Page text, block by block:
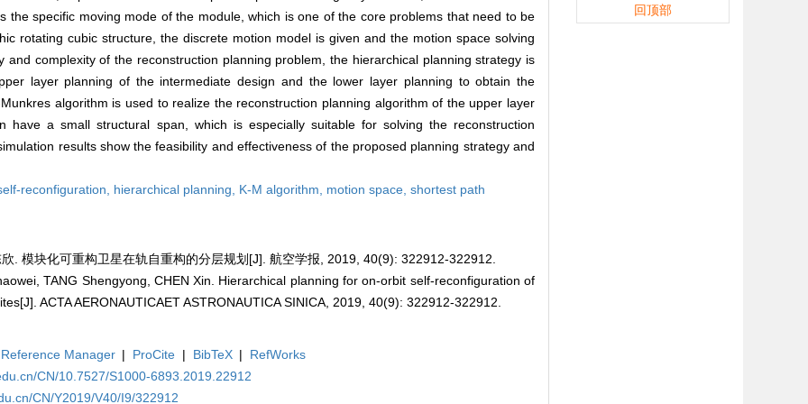
the specific moving mode of the module, which is one of the core problems that need to be
rotating cubic structure, the discrete motion model is given and the motion space solving
complexity of the reconstruction planning problem, the hierarchical planning strategy is
layer planning of the intermediate design and the lower layer planning to obtain the
algorithm is used to realize the reconstruction planning algorithm of the upper layer
have a small structural span, which is especially suitable for solving the reconstruction
results show the feasibility and effectiveness of the proposed planning strategy and
reconfiguration, hierarchical planning, K-M algorithm, motion space, shortest path
. 模块化可重构卫星在轨自重构的分层规划[J]. 航空学报, 2019, 40(9): 322912-322912.
TANG Shengyong, CHEN Xin. Hierarchical planning for on-orbit self-reconfiguration of
ACTA AERONAUTICAET ASTRONAUTICA SINICA, 2019, 40(9): 322912-322912.
Reference Manager | ProCite | BibTeX |
RefWorks
CN/10.7527/S1000-6893.2019.22912
CN/Y2019/V40/I9/322912
回顶部